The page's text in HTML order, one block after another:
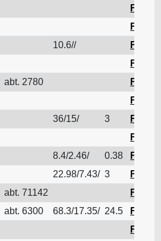
10.6//
abt. 2780
36/15/ 3
8.4/2.46/ 0.38
22.98/7.43/ 3
abt. 71142
abt. 6300 68.3/17.35/ 24.5